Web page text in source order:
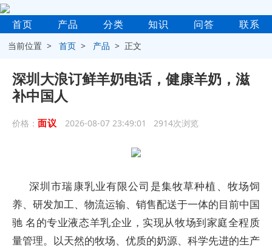
首页 产品 分类 知识 问答 联系
当前位置 >首页 > 产品 > 正文
深圳大浪订鲜羊奶电话，健康羊奶，滋
补中国人
价格： 面议 2026-08-07 23:49:01 2914次浏览
深圳市瑞康乳业有限公司是集牧草种植、牧场饲
养、研发加工、物流运输、销售配送于一体的目前中国
驰 名的专业液态羊乳企业，实现从牧场到家庭全程质
量管理。以天然的牧场、优质的奶源、科学先进的生产